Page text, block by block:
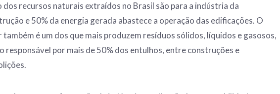
dos recursos naturais extraídos no Brasil são para a indústria da
e 50% da energia gerada abastece a operação das edificações. O
também é um dos que mais produzem resíduos sólidos, líquidos e gasosos,
responsável por mais de 50% dos entulhos, entre construções e